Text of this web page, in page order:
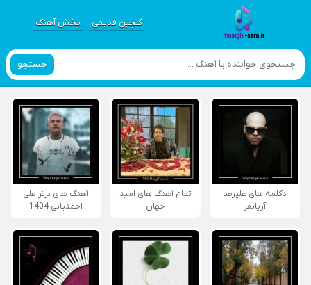
گلچین قدیمی پخش آهنگ
جستجو
دکلمه های علیرضا
آریانفر
تمام آهنگ های امید
جهان
آهنگ های برتر علی
احمدیانی 1404